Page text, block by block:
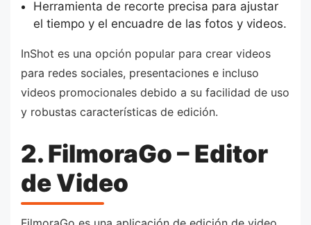
Herramienta de recorte precisa para ajustar
el tiempo y el encuadre de las fotos y videos.
InShot es una opción popular para crear videos
para redes sociales, presentaciones e incluso
videos promocionales debido a su facilidad de uso
y robustas características de edición.
2. FilmoraGo – Editor
de Video